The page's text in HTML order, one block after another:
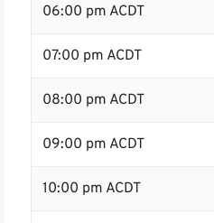
06:00 pm ACDT
07:00 pm ACDT
08:00 pm ACDT
09:00 pm ACDT
10:00 pm ACDT